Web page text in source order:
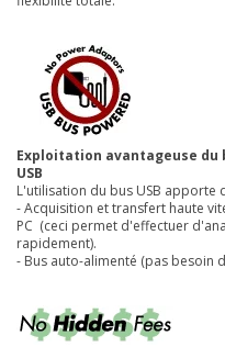
Exploitation avantageuse du
L'utilisation du bus USB apporte
- Acquisition et transfert haute
PC (ceci permet d'effectuer
rapidement).
- Bus auto-alimenté (pas besoin